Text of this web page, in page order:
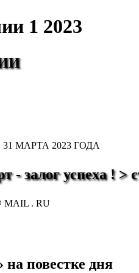
1 2023
МАРТА 2023 ГОДА
- залог успеха ! >
MAIL . RU
на повестке дня